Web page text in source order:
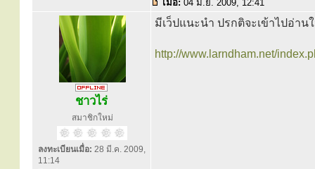
เมื่อ: 04 มิ.ย. 2009, 12:41
ชาวไร่
สมาชิกใหม่
ลงทะเบียนเมื่อ: 28 มี.ค. 2009,
11:14
มีเว็ปแนะนำ ปรกติจะเข้าไปอ่า
http://www.larndham.net/